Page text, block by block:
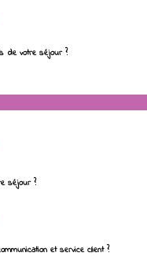
de votre séjour ?
séjour ?
et service client ?